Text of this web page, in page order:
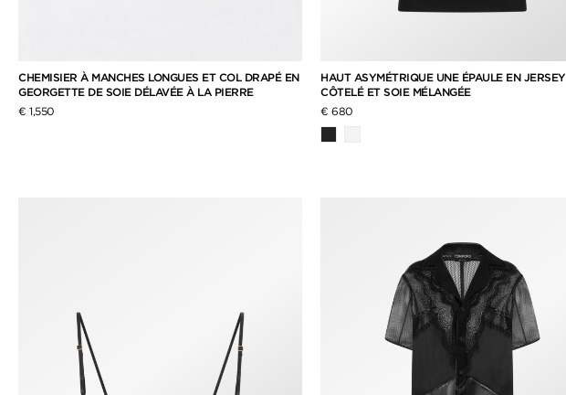
CHEMISIER À MANCHES LONGUES ET COL DRAPÉ EN
GEORGETTE DE SOIE DÉLAVÉE À LA PIERRE
€ 1,550
HAUT ASYMÉTRIQUE UNE ÉPAULE EN JERSEY
CÔTELÉ ET SOIE MÉLANGÉE
€ 680